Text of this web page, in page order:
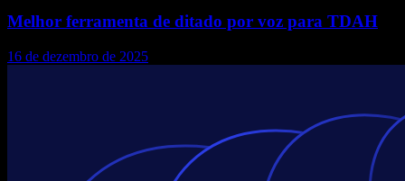
Melhor ferramenta de ditado por voz para TDAH
16 de dezembro de 2025